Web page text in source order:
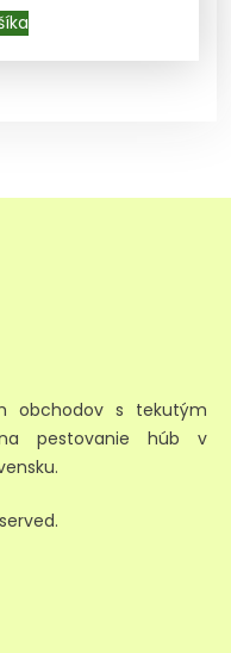
obchodov s tekutým
pestovanie húb v